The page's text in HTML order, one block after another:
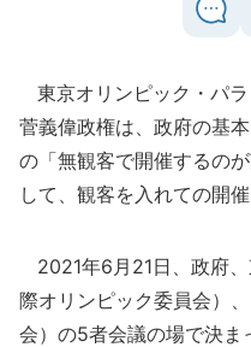
東京オリンピック・パラ
菅義偉政権は、政府の基
の「無観客で開催するの
して、観客を入れての開催
2021年6月21日、政府
際オリンピック委員会）
会）の5者会議の場で決ま